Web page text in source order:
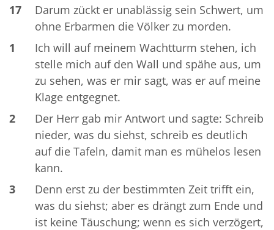
17
Darum zückt er unablässig sein Schwert, um
ohne Erbarmen die Völker zu morden.
1
Ich will auf meinem Wachtturm stehen, ich
stelle mich auf den Wall und spähe aus, um
zu sehen, was er mir sagt, was er auf meine
Klage entgegnet.
2
Der Herr gab mir Antwort und sagte: Schreib
nieder, was du siehst, schreib es deutlich
auf die Tafeln, damit man es mühelos lesen
kann.
3
Denn erst zu der bestimmten Zeit trifft ein,
was du siehst; aber es drängt zum Ende und
ist keine Täuschung; wenn es sich verzögert,